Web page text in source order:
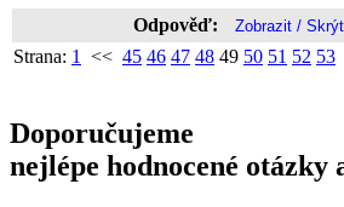
Odpověď:
Strana: 1 << 45 46 47 48 49 50 51 52 53
Doporučujeme
nejlépe hodnocené otázky